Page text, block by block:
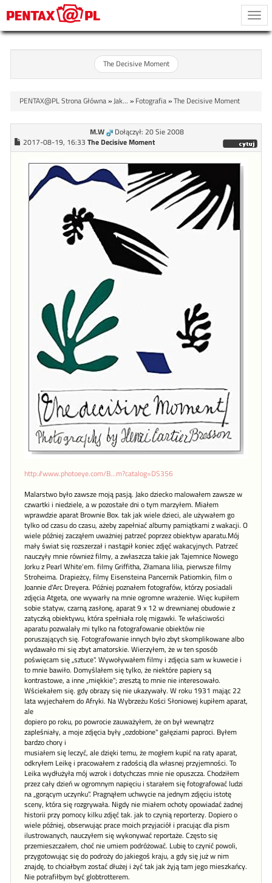
The Decisive Moment
PENTAX@PL Strona Główna»Jak... » Fotografia»The Decisive Moment
M.W
Dołączył: 20 Sie 2008
2017-08-19, 16:33 The Decisive Moment
http://www.photoeye.com/B...m?catalog=DS356
Malarstwo było zawsze moją pasją. Jako dziecko malowałem zawsze w
czwartki i niedziele, a w pozostałe dni o tym marzyłem. Miałem
wprawdzie aparat Brownie Box. tak jak wiele dzieci, ale używałem go
tylko od czasu do czasu, ażeby zapełniać albumy pamiątkami z wakacji. O
wiele później zacząłem uważniej patrzeć poprzez obiektyw aparatu.Mój
mały świat się rozszerzał i nastąpił koniec zdjęć wakacyjnych. Patrzeć
nauczyły mnie również filmy, a zwłaszcza takie jak Tajemnice Nowego
Jorku z Pearl White'em. filmy Griffitha, Złamana lilia, pierwsze filmy
Stroheima. Drapieżcy, filmy Eisensteina Pancernik Patiomkin, film o
Joannie d'Arc Dreyera. Później poznałem fotografów, którzy posiadali
zdjęcia Atgeta, one wywarły na mnie ogromne wrażenie. Więc kupiłem
sobie statyw, czarną zasłonę, aparat 9 x 12 w drewnianej obudowie z
zatyczką obiektywu, która spełniała rolę migawki. Te właściwości
aparatu pozwalały mi tylko na fotografowanie obiektów nie
poruszających się. Fotografowanie innych było zbyt skomplikowane albo
wydawało mi się zbyt amatorskie. Wierzyłem, że w ten sposób
poświęcam się „sztuce". Wywoływałem filmy i zdjęcia sam w kuwecie i
to mnie bawiło. Domyślałem się tylko, że niektóre papiery są
kontrastowe, a inne „miękkie"; zresztą to mnie nie interesowało.
Wściekałem się. gdy obrazy się nie ukazywały. W roku 1931 mając 22
lata wyjechałem do Afryki. Na Wybrzeżu Kości Słoniowej kupiłem aparat,
ale
dopiero po roku, po powrocie zauważyłem, że on był wewnątrz
zapleśniały, a moje zdjęcia były „ozdobione" gałęziami paproci. Byłem
bardzo chory i
musiałem się leczyć, ale dzięki temu, że mogłem kupić na raty aparat,
odkryłem Leikę i pracowałem z radością dla własnej przyjemności. To
Leika wydłużyła mój wzrok i dotychczas mnie nie opuszcza. Chodziłem
przez cały dzień w ogromnym napięciu i starałem się fotografować ludzi
na „gorącym uczynku". Pragnąłem uchwycie na jednym zdjęciu istotę
sceny, która się rozgrywała. Nigdy nie miałem ochoty opowiadać żadnej
historii przy pomocy kilku zdjęć tak. jak to czynią reporterzy. Dopiero o
wiele później, obserwując prace moich przyjaciół i pracując dla pism
ilustrowanych, nauczyłem się wykonywać reportaże. Często się
przemieszczałem, choć nie umiem podróżować. Lubię to czynić powoli,
przygotowując się do podroży do jakiegoś kraju, a gdy się już w nim
znajdę, to chciałbym zostać dłużej i żyć tak jak żyją tam jego mieszkańcy.
Nie potrafiłbym być globtrotterem.